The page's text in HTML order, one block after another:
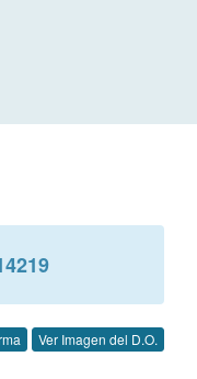
Ver Imagen del D.O.